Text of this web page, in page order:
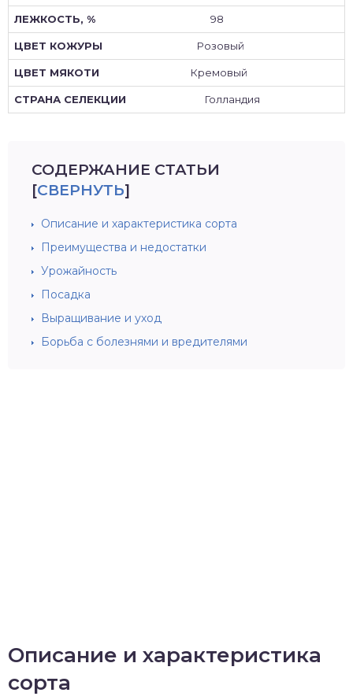
98
Розовый
Кремовый
Голландия
СОДЕРЖАНИЕ СТАТЬИ
[СВЕРНУТЬ]
Описание и характеристика сорта
Преимущества и недостатки
Урожайность
Посадка
Выращивание и уход
Борьба с болезнями и вредителями
Описание и характеристика
сорта